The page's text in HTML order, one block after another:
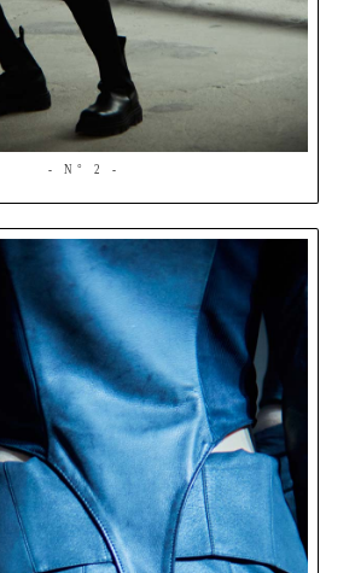
- N° 2 -